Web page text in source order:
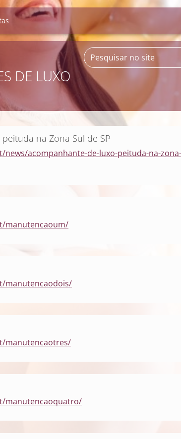
DE LUXO
na Zona Sul de SP
news/acompanhante-de-luxo-peituda-na-zona-
manutencaoum/
manutencaodois/
manutencaotres/
manutencaoquatro/